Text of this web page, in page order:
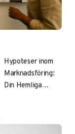
Hypoteser inom
Marknadsföring:
Din Hemliga